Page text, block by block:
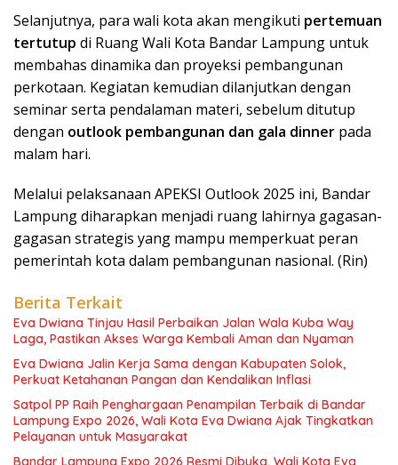
Selanjutnya, para wali kota akan mengikuti pertemuan
tertutup di Ruang Wali Kota Bandar Lampung untuk
membahas dinamika dan proyeksi pembangunan
perkotaan. Kegiatan kemudian dilanjutkan dengan
seminar serta pendalaman materi, sebelum ditutup
dengan outlook pembangunan dan gala dinner pada
malam hari.
Melalui pelaksanaan APEKSI Outlook 2025 ini, Bandar
Lampung diharapkan menjadi ruang lahirnya gagasan-
gagasan strategis yang mampu memperkuat peran
pemerintah kota dalam pembangunan nasional. (Rin)
Berita Terkait
Eva Dwiana Tinjau Hasil Perbaikan Jalan Wala Kuba Way
Laga, Pastikan Akses Warga Kembali Aman dan Nyaman
Eva Dwiana Jalin Kerja Sama dengan Kabupaten Solok,
Perkuat Ketahanan Pangan dan Kendalikan Inflasi
Satpol PP Raih Penghargaan Penampilan Terbaik di Bandar
Lampung Expo 2026, Wali Kota Eva Dwiana Ajak Tingkatkan
Pelayanan untuk Masyarakat
Bandar Lampung Expo 2026 Resmi Dibuka, Wali Kota Eva